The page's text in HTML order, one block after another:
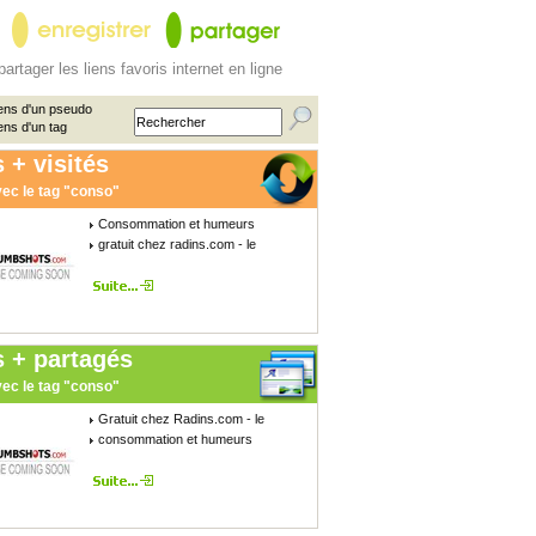
les liens favoris internet en ligne
d'un pseudo
d'un tag
+ visités
le tag "conso"
Consommation et humeurs
gratuit chez radins.com - le
+ partagés
le tag "conso"
Gratuit chez Radins.com - le
consommation et humeurs